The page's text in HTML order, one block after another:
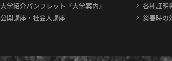
大学紹介パンフレット『大学案内』
公開講座・社会人講座
各種証明
災害時の